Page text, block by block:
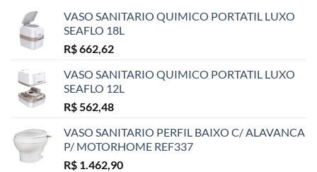
VASO SANITARIO QUIMICO PORTATIL LUXO
SEAFLO 18L
R$662,62
VASO SANITARIO QUIMICO PORTATIL LUXO
SEAFLO 12L
R$ 562,48
VASO SANITARIO PERFIL BAIXO C/ ALAVANCA
P/ MOTORHOME REF337
R$ 1.462,90